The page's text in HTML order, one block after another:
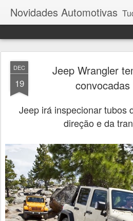
Novidades Automotivas
DEC
19
Jeep Wrangler
Jeep irá inspecionar tubos
direção e da